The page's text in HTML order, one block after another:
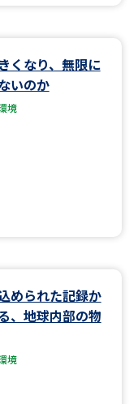
くなり、無限に
いのか
境
められた記録か
、地球内部の物
境